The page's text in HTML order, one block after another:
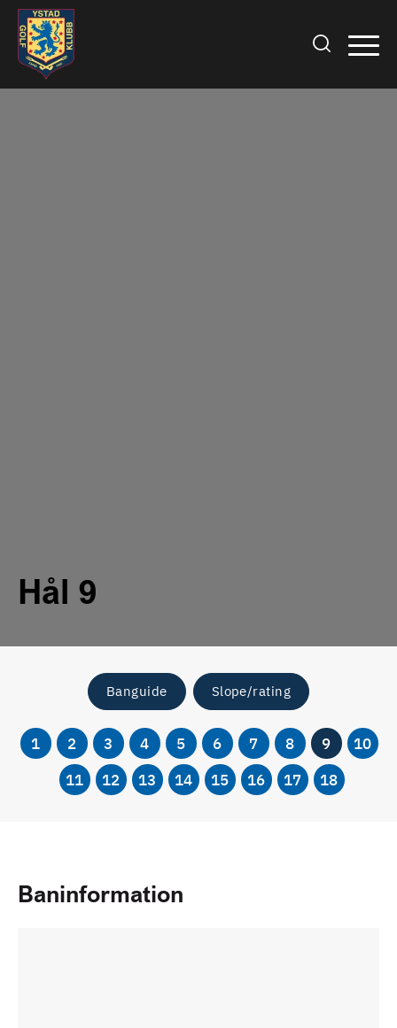
Hål 9
Banguide Slope/rating
1 2 3 4 5 6 7 8 9
10
11
12 13 14 15 16 17 18
Baninformation